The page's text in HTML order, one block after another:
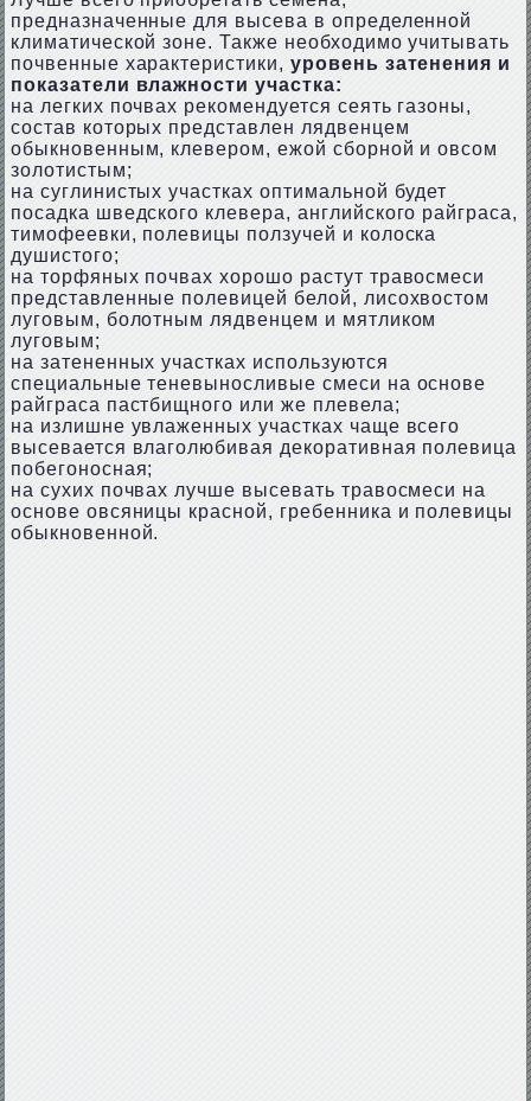
предназначенные для высева в определенной
климатической зоне. Также необходимо учитывать
почвенные характеристики, уровень затенения и
показатели влажности участка:
на легких почвах рекомендуется сеять газоны,
состав которых представлен лядвенцем
обыкновенным, клевером, ежой сборной и овсом
золотистым;
на суглинистых участках оптимальной будет
посадка шведского клевера, английского райграса,
тимофеевки, полевицы ползучей и колоска
душистого;
на торфяных почвах хорошо растут травосмеси
представленные полевицей белой, лисохвостом
луговым, болотным лядвенцем и мятликом
луговым;
на затененных участках используются
специальные теневыносливые смеси на основе
райграса пастбищного или же плевела;
на излишне увлаженных участках чаще всего
высевается влаголюбивая декоративная полевица
побегоносная;
на сухих почвах лучше высевать травосмеси на
основе овсяницы красной, гребенника и полевицы
обыкновенной.